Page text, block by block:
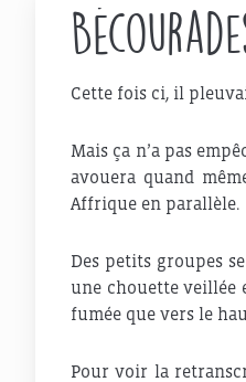
Cette fois ci, il
Mais ça n’a pas
avouera quand
Affrique en parallèle.
Des petits groupes
une chouette veillée
fumée que vers le
Pour voir la